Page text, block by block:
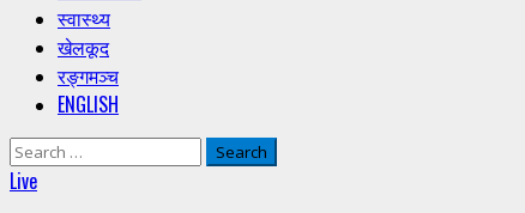
स्वास्थ्य
खेलकूद
रङ्गमञ्च
ENGLISH
Search
for:
Live